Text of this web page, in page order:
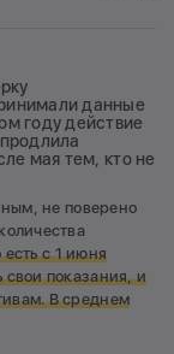
данные
году действие
мая тем, кто не
не поверено
есть с 1 июня
свои показания, и
В среднем